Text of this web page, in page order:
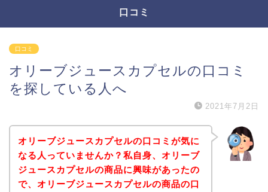
口コミ
口コミ
オリーブジュースカプセルの口コミ
を探している人へ
2021年7月2日
オリーブジュースカプセルの口コミが気に
なる人っていませんか？私自身、オリーブ
ジュースカプセルの商品に興味があったの
で、オリーブジュースカプセルの商品の口